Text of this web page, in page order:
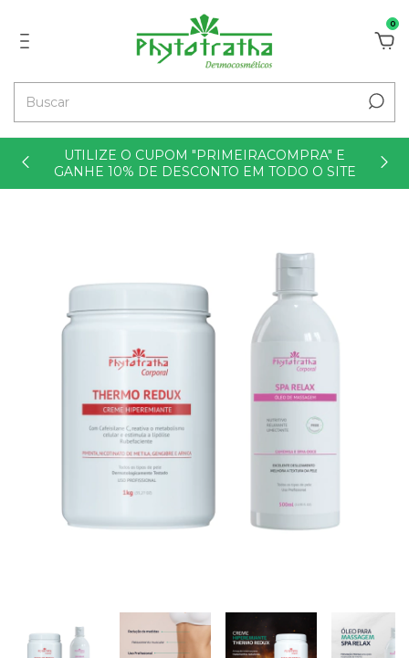
0
UTILIZE O CUPOM "PRIMEIRACOMPRA" E
GANHE 10% DE DESCONTO EM TODO O SITE